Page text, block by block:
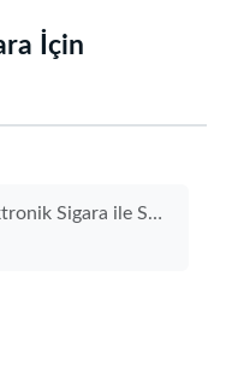
İçin
ile Sağlıklı Duman Deneyimi